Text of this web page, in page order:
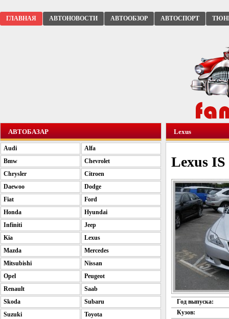
ГЛАВНАЯ АВТОНОВОСТИ АВТООБЗОР АВТОСПОРТ
Lexus
Lexus IS
Год выпуска:
Кузов:
АВТОБАЗАР
Audi
Alfa
Bmw
Chevrolet
Chrysler
Citroen
Daewoo
Dodge
Fiat
Ford
Honda
Hyundai
Infiniti
Jeep
Kia
Lexus
Mazda
Mercedes
Mitsubishi
Nissan
Opel
Peugeot
Renault
Saab
Skoda
Subaru
Suzuki
Toyota